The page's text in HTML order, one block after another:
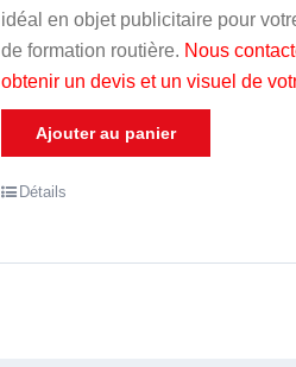
idéal en objet publicitaire pour
de formation routière. Nous
obtenir un devis et un visuel de
Ajouter au panier
Détails